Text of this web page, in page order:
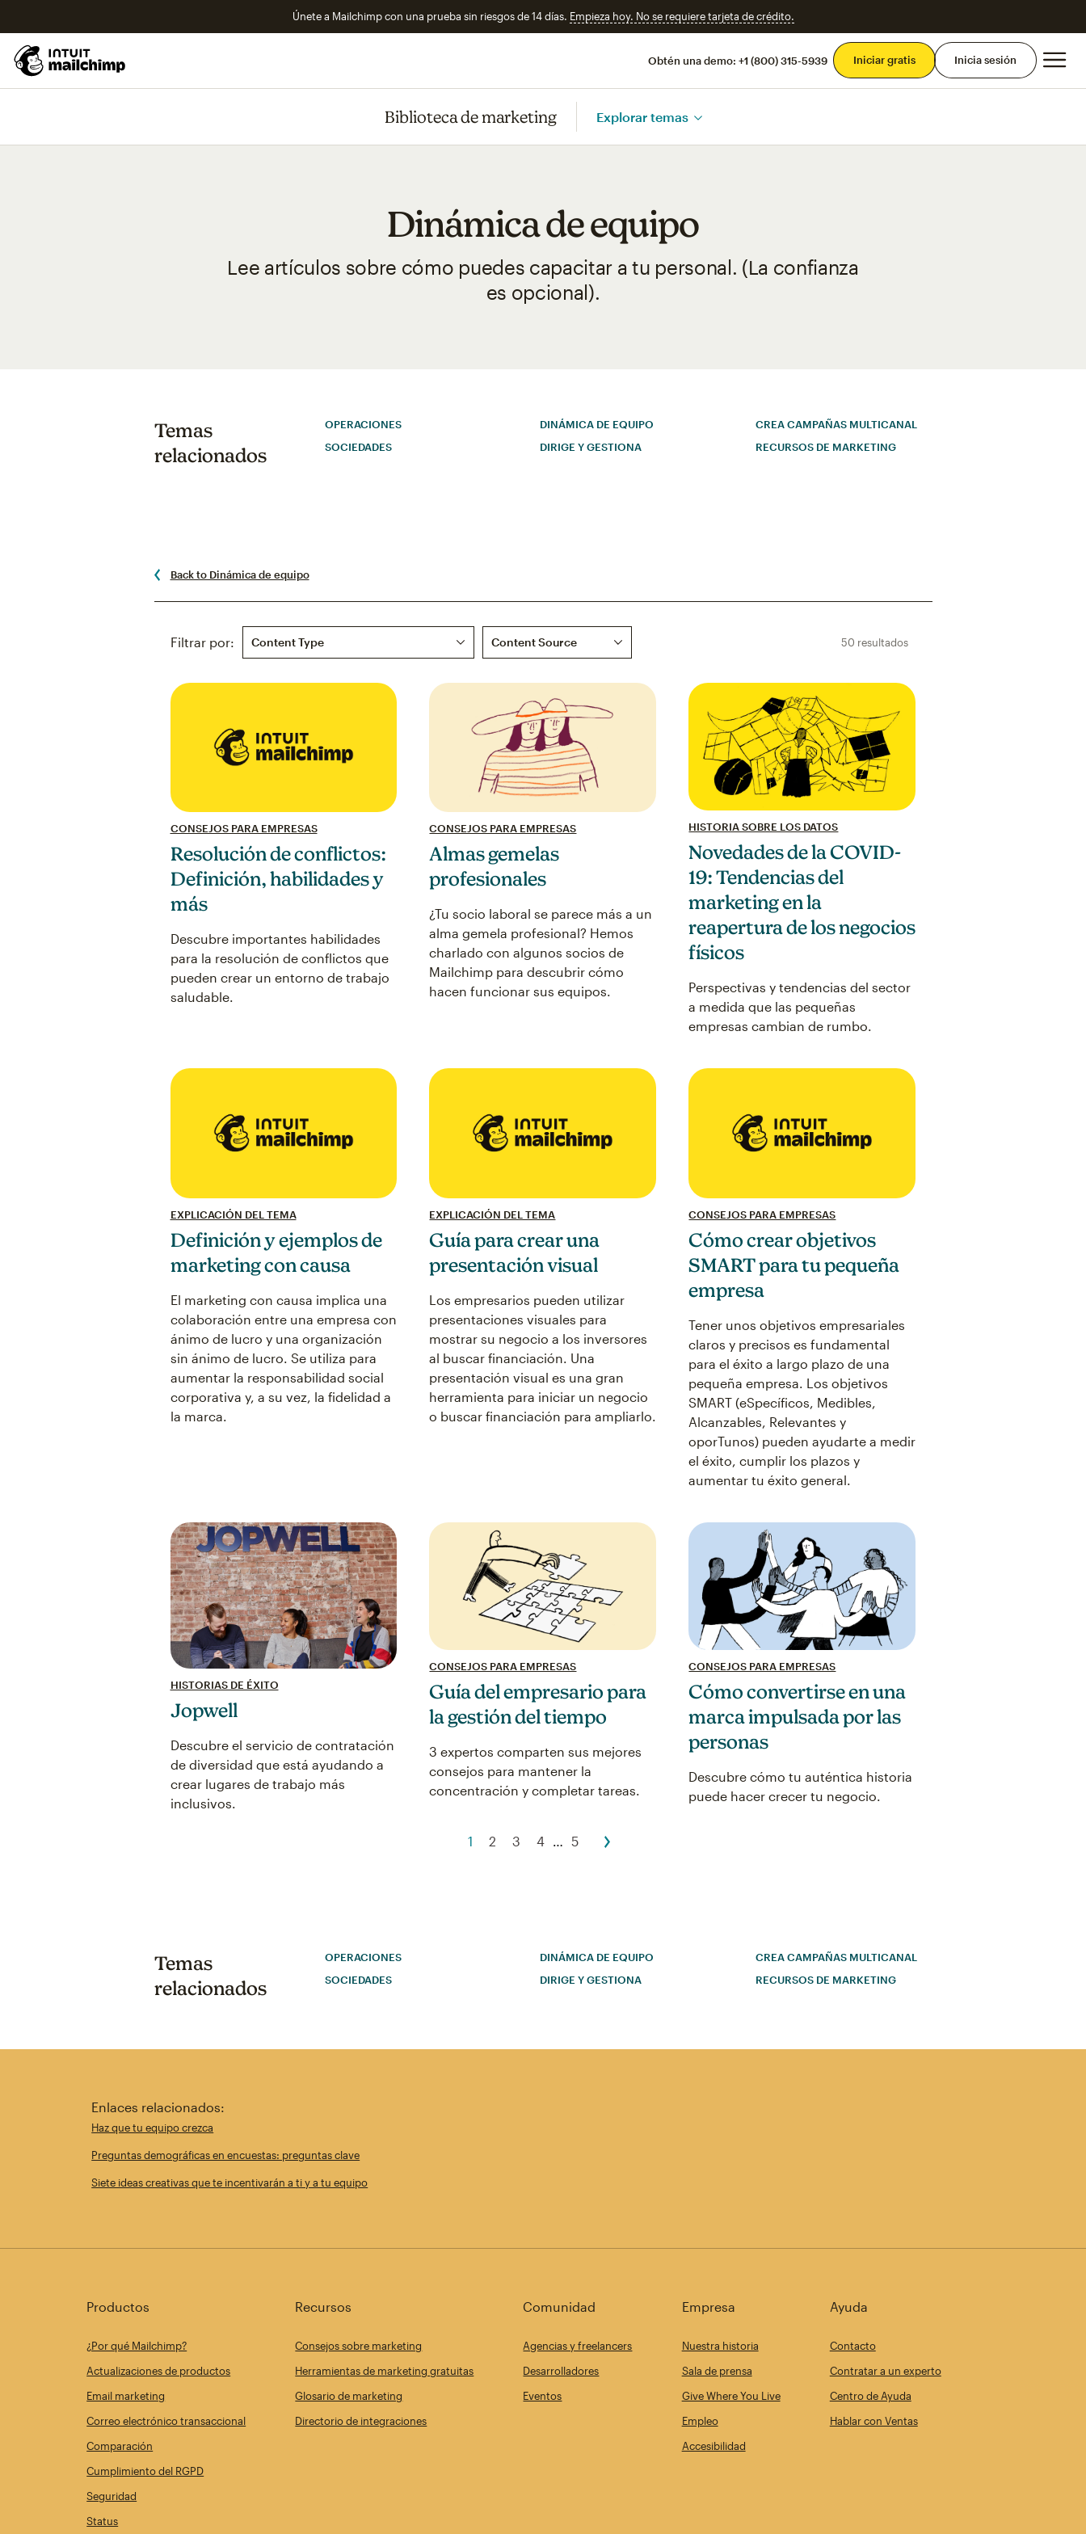
Únete a Mailchimp con una prueba sin riesgos de 14 días. Empieza hoy. No se requiere tarjeta de crédito.
Obtén una demo: +1 (800) 315-5939 Iniciar gratis Inicia sesión
Biblioteca de marketing Explorar temas
Dinámica de equipo
Lee artículos sobre cómo puedes capacitar a tu personal. (La confianza
es opcional).
Temas
relacionados
OPERACIONES
SOCIEDADES
DINÁMICA DE EQUIPO
DIRIGE Y GESTIONA
CREA CAMPAÑAS MULTICANAL
RECURSOS DE MARKETING
Back to Dinámica de equipo
Filtrar por: Content Type Content Source 50 resultados
CONSEJOS PARA EMPRESAS
Resolución de conflictos:
Definición, habilidades y
más
Descubre importantes habilidades
para la resolución de conflictos que
pueden crear un entorno de trabajo
saludable.
CONSEJOS PARA EMPRESAS
Almas gemelas
profesionales
¿Tu socio laboral se parece más a un
alma gemela profesional? Hemos
charlado con algunos socios de
Mailchimp para descubrir cómo
hacen funcionar sus equipos.
HISTORIA SOBRE LOS DATOS
Novedades de la COVID-
19: Tendencias del
marketing en la
reapertura de los negocios
físicos
Perspectivas y tendencias del sector
a medida que las pequeñas
empresas cambian de rumbo.
EXPLICACIÓN DEL TEMA
Definición y ejemplos de
marketing con causa
El marketing con causa implica una
colaboración entre una empresa con
ánimo de lucro y una organización
sin ánimo de lucro. Se utiliza para
aumentar la responsabilidad social
corporativa y, a su vez, la fidelidad a
la marca.
EXPLICACIÓN DEL TEMA
Guía para crear una
presentación visual
Los empresarios pueden utilizar
presentaciones visuales para
mostrar su negocio a los inversores
al buscar financiación. Una
presentación visual es una gran
herramienta para iniciar un negocio
o buscar financiación para ampliarlo.
CONSEJOS PARA EMPRESAS
Cómo crear objetivos
SMART para tu pequeña
empresa
Tener unos objetivos empresariales
claros y precisos es fundamental
para el éxito a largo plazo de una
pequeña empresa. Los objetivos
SMART (eSpecíficos, Medibles,
Alcanzables, Relevantes y
oporTunos) pueden ayudarte a medir
el éxito, cumplir los plazos y
aumentar tu éxito general.
HISTORIAS DE ÉXITO
Jopwell
Descubre el servicio de contratación
de diversidad que está ayudando a
crear lugares de trabajo más
inclusivos.
CONSEJOS PARA EMPRESAS
Guía del empresario para
la gestión del tiempo
3 expertos comparten sus mejores
consejos para mantener la
concentración y completar tareas.
CONSEJOS PARA EMPRESAS
Cómo convertirse en una
marca impulsada por las
personas
Descubre cómo tu auténtica historia
puede hacer crecer tu negocio.
1 2 3 4 … 5
Temas
relacionados
OPERACIONES
SOCIEDADES
DINÁMICA DE EQUIPO
DIRIGE Y GESTIONA
CREA CAMPAÑAS MULTICANAL
RECURSOS DE MARKETING
Enlaces relacionados:
Haz que tu equipo crezca
Preguntas demográficas en encuestas: preguntas clave
Siete ideas creativas que te incentivarán a ti y a tu equipo
Productos
¿Por qué Mailchimp?
Actualizaciones de productos
Email marketing
Correo electrónico transaccional
Comparación
Cumplimiento del RGPD
Seguridad
Status
Recursos
Consejos sobre marketing
Herramientas de marketing gratuitas
Glosario de marketing
Directorio de integraciones
Comunidad
Agencias y freelancers
Desarrolladores
Eventos
Empresa
Nuestra historia
Sala de prensa
Give Where You Live
Empleo
Accesibilidad
Ayuda
Contacto
Contratar a un experto
Centro de Ayuda
Hablar con Ventas